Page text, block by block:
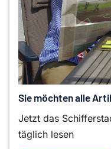
Sie möchten alle
Jetzt das
täglich lesen